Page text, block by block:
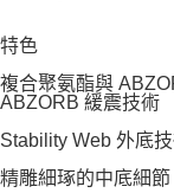
特色
複合聚氨酯與
ABZORB 緩震技術
Stability Web 外底
精雕細琢的中底細節